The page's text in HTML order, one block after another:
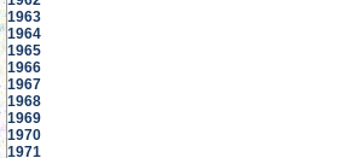
1963
1964
1965
1966
1967
1968
1969
1970
1971